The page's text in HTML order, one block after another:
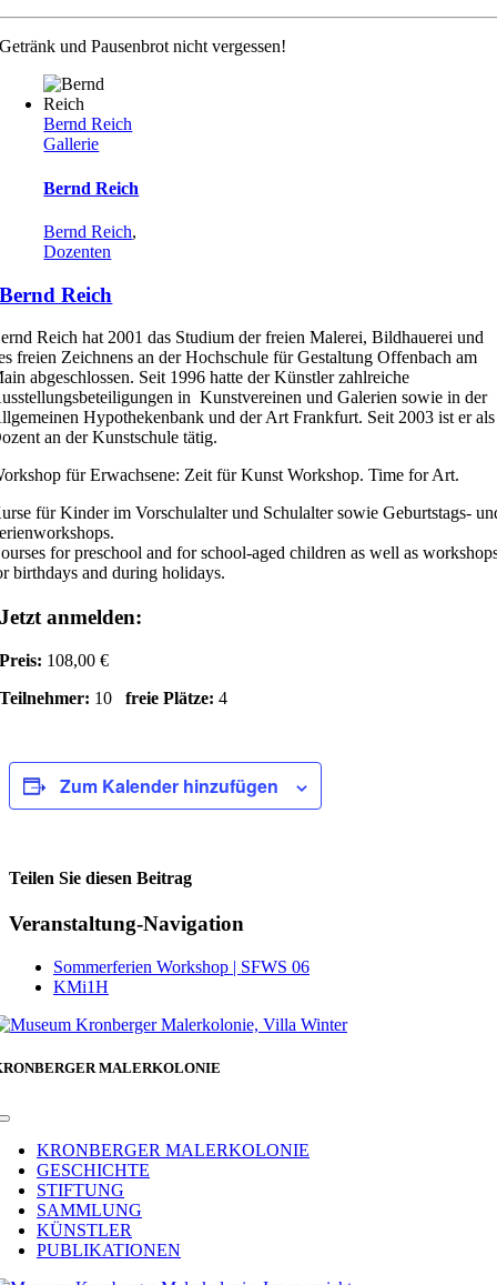
Getränk und Pausenbrot nicht vergessen!
Bernd Reich
Gallerie
Bernd Reich
Bernd Reich,
Dozenten
Bernd Reich
Reich hat 2001 das Studium der freien Malerei, Bildhauerei und
freien Zeichnens an der Hochschule für Gestaltung Offenbach am
abgeschlossen. Seit 1996 hatte der Künstler zahlreiche
in Kunstvereinen und Galerien sowie in der
Hypothekenbank und der Art Frankfurt. Seit 2003 ist er als
an der Kunstschule tätig.
für Erwachsene: Zeit für Kunst Workshop. Time for Art.
für Kinder im Vorschulalter und Schulalter sowie Geburtstags-
for preschool and for school-aged children as well as
birthdays and during holidays.
Jetzt anmelden:
Preis: 108,00 €
Teilnehmer: 10freie Plätze: 4
Zum Kalender hinzufügen
Teilen Sie diesen Beitrag
Facebook
Veranstaltung-Navigation
Sommerferien Workshop | SFWS 06
KMi1H
MALERKOLONIE
Toggle
NavigationKRONBERGER MALERKOLONIE
GESCHICHTE
STIFTUNG
SAMMLUNG
KÜNSTLER
PUBLIKATIONEN